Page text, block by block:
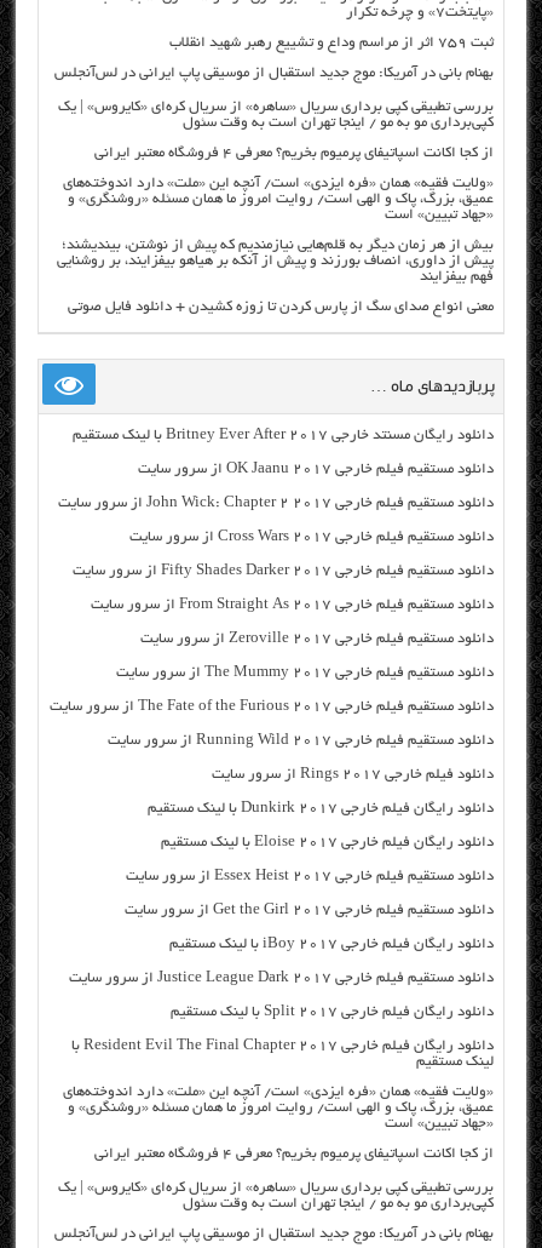
«پایتخت۷» و چرخه تکرار
ثبت ۷۵۹ اثر از مراسم وداع و تشییع رهبر شهید انقلاب
بهنام بانی در آمریکا: موج جدید استقبال از موسیقی پاپ ایرانی در لس‌آنجلس
بررسی تطبیقی کپی برداری سریال «ساهره» از سریال کره‌ای «کایروس» | یک
کپی‌برداری مو به مو / اینجا تهران است به وقت سئول
از کجا اکانت اسپاتیفای پرمیوم بخریم؟ معرفی ۴ فروشگاه معتبر ایرانی
«ولایت فقیه» همان «فره ایزدی» است/ آنچه این «ملت» دارد اندوخته‌های
عمیق، بزرگ، پاک و الهی است/ روایت امروز ما همان مسئله «روشنگری» و
«جهاد تبیین» است
بیش از هر زمان دیگر به قلم‌هایی نیازمندیم که پیش از نوشتن، بیندیشند؛
پیش از داوری، انصاف بورزند و پیش از آنکه بر هیاهو بیفزایند، بر روشنایی
فهم بیفزایند
معنی انواع صدای سگ از پارس کردن تا زوزه کشیدن + دانلود فایل صوتی
پربازدیدهای ماه …
دانلود رایگان مسنتد خارجی Britney Ever After 2017 با لینک مستقیم
دانلود مستقیم فیلم خارجی OK Jaanu 2017 از سرور سایت
دانلود مستقیم فیلم خارجی John Wick: Chapter 2 2017 از سرور سایت
دانلود مستقیم فیلم خارجی Cross Wars 2017 از سرور سایت
دانلود مستقیم فیلم خارجی Fifty Shades Darker 2017 از سرور سایت
دانلود مستقیم فیلم خارجی From Straight As 2017 از سرور سایت
دانلود مستقیم فیلم خارجی Zeroville 2017 از سرور سایت
دانلود مستقیم فیلم خارجی The Mummy 2017 از سرور سایت
دانلود مستقیم فیلم خارجی The Fate of the Furious 2017 از سرور سایت
دانلود مستقیم فیلم خارجی Running Wild 2017 از سرور سایت
دانلود فیلم خارجی Rings 2017 از سرور سایت
دانلود رایگان فیلم خارجی Dunkirk 2017 با لینک مستقیم
دانلود رایگان فیلم خارجی Eloise 2017 با لینک مستقیم
دانلود مستقیم فیلم خارجی Essex Heist 2017 از سرور سایت
دانلود مستقیم فیلم خارجی Get the Girl 2017 از سرور سایت
دانلود رایگان فیلم خارجی iBoy 2017 با لینک مستقیم
دانلود مستقیم فیلم خارجی Justice League Dark 2017 از سرور سایت
دانلود رایگان فیلم خارجی Split 2017 با لینک مستقیم
دانلود رایگان فیلم خارجی Resident Evil The Final Chapter 2017 با
لینک مستقیم
«ولایت فقیه» همان «فره ایزدی» است/ آنچه این «ملت» دارد اندوخته‌های
عمیق، بزرگ، پاک و الهی است/ روایت امروز ما همان مسئله «روشنگری» و
«جهاد تبیین» است
از کجا اکانت اسپاتیفای پرمیوم بخریم؟ معرفی ۴ فروشگاه معتبر ایرانی
بررسی تطبیقی کپی برداری سریال «ساهره» از سریال کره‌ای «کایروس» | یک
کپی‌برداری مو به مو / اینجا تهران است به وقت سئول
بهنام بانی در آمریکا: موج جدید استقبال از موسیقی پاپ ایرانی در لس‌آنجلس